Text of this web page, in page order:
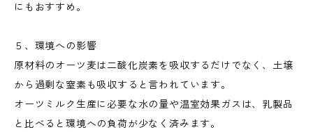
にもおすすめ。
５、環境への影響
原材料のオーツ麦は二酸化炭素を吸収するだけでなく、土壌
から過剰な窒素も吸収すると言われています。
オーツミルク生産に必要な水の量や温室効果ガスは、乳製品
と比べると環境への負荷が少なく済みます。